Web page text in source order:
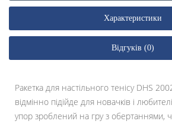
Характеристики
Відгуків (0)
Ракетка для настільного тенісу DHS
відмінно підійде для новачків і
упор зроблений на гру з обертаннями,